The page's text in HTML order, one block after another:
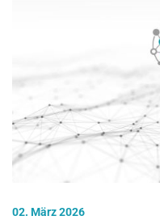
02. März 2026